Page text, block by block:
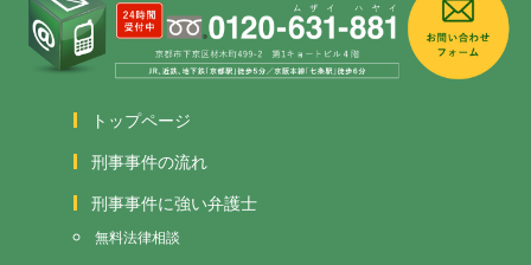
トップページ
刑事事件の流れ
刑事事件に強い弁護士
無料法律相談